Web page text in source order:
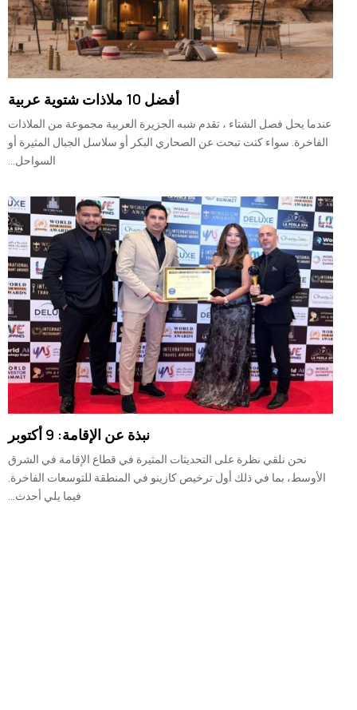
أفضل 10 ملاذات شتوية عربية
عندما يحل فصل الشتاء ، تقدم شبه الجزيرة العربية مجموعة من الملاذات
الفاخرة. سواء كنت تبحث عن الصحاري البكر أو سلاسل الجبال المثيرة أو
السواحل...
نبذة عن الإقامة: 9 أكتوبر
نحن نلقي نظرة على التحديثات المثيرة في قطاع الإقامة في الشرق
الأوسط، بما في ذلك أول ترخيص كازينو في المنطقة للتوسعات الفاخرة.
فيما يلي أحدث...